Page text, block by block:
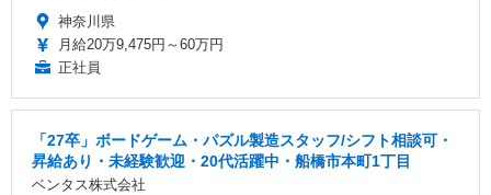
神奈川県
月給20万9,475円～60万円
正社員
「27卒」ボードゲーム・パズル製造スタッフ/シフト相談可・
昇給あり・未経験歓迎・20代活躍中・船橋市本町1丁目
ベンタス株式会社